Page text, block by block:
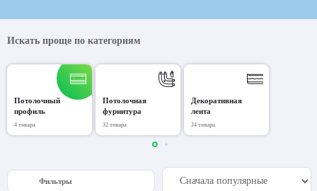
Искать проще по категориям
Потолочный
профиль
4 товара
Потолочная
фурнитура
32 товара
Декоративная
лента
34 товара
Фильтры